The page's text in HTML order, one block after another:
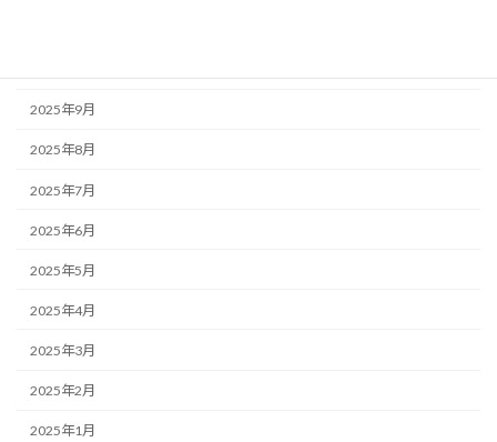
2025年9月
2025年8月
2025年7月
2025年6月
2025年5月
2025年4月
2025年3月
2025年2月
2025年1月